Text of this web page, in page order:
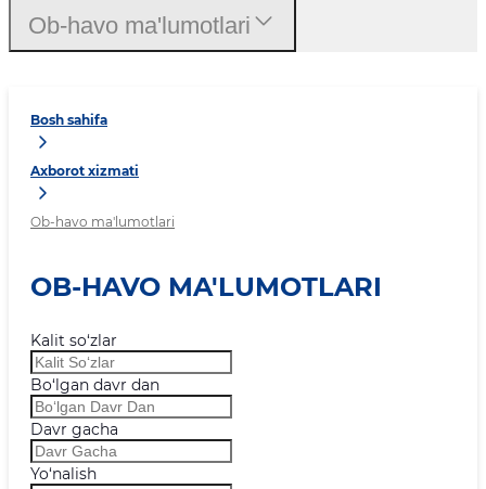
Bosh sahifa
Axborot xizmati
Ob-havo ma'lumotlari
OB-HAVO MA'LUMOTLARI
Kalit so‘zlar
Bo‘lgan davr dan
Davr gacha
Yo‘nalish
Ob-havo ma'lumotlari